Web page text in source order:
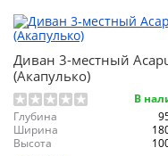
Диван 3-местный
(Акапулько)
В
Глубина
Ширина
Высота